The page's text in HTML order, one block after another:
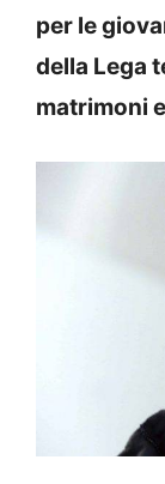
per le
della Lega
matrimoni